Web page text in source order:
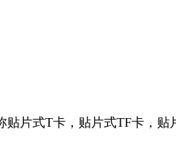
贴片式T卡，贴片式TF卡，